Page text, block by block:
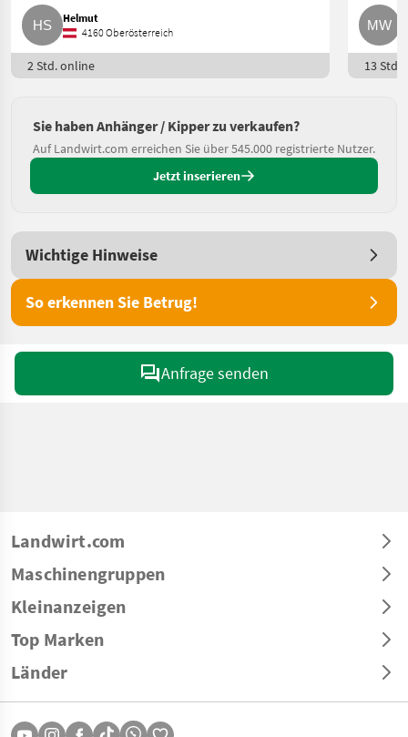
Helmut
4160 Oberösterreich
2 Std. online 13 Std.
Sie haben Anhänger / Kipper zu verkaufen?
Auf Landwirt.com erreichen Sie über 545.000 registrierte Nutzer.
Jetzt inserieren
Wichtige Hinweise
So erkennen Sie Betrug!
Anfrage senden
Landwirt.com
Maschinengruppen
Kleinanzeigen
Top Marken
Länder